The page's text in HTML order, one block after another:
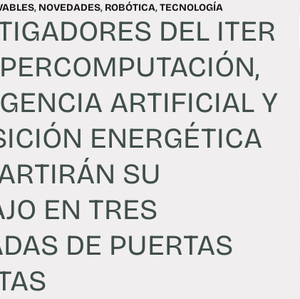
, NOVEDADES, ROBÓTICA,TECNOLOGÍA
DEL ITER
ARTIFICIAL Y
ENERGÉTICA
SU
EN TRES
DE PUERTAS